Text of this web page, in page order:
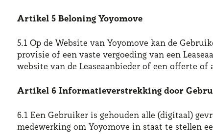
Artikel 5 Beloning Yoyomove
5.1 Op de Website van Yoyomove kan de
provisie of een vaste vergoeding van een
website van de Leaseaanbieder of een offerte of
Artikel 6 Informatieverstrekking door
6.1 Een Gebruiker is gehouden alle (digitaal)
medewerking om Yoyomove in staat te stellen